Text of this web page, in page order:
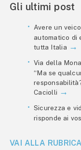
Gli ultimi post
Avere un
automatico di
tutta Italia
Via della
“Ma se
Caciolli
Sicurezza e
risponde ai
VAI ALLA RUBRICA